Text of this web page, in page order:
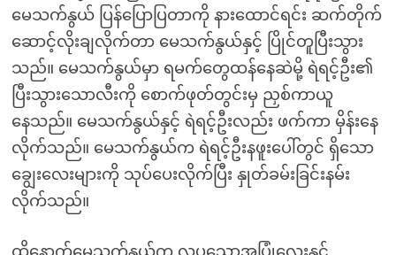
မေသက်နွယ် ပြန်ပြောပြတာကို နားထောင်ရင်း ဆက်တိုက်
ဆောင့်လိုးချလိုက်တာ မေသက်နွယ်နှင့် ပြိုင်တူပြီးသွား
သည်။ မေသက်နွယ်မှာ ရမက်တွေထန်နေဆဲမို့ ရဲရင့်ဦး၏
ပြီးသွားသောလီးကို စောက်ဖုတ်တွင်းမှ ညှစ်ကာယူ
နေသည်။ မေသက်နွယ်နှင့် ရဲရင့်ဦးလည်း ဖက်ကာ မှိန်းနေ
လိုက်သည်။ မေသက်နွယ်က ရဲရင့်ဦးနဖူးပေါ်တွင် ရှိသော
ချွေးလေးများကို သုပ်ပေးလိုက်ပြီး နှုတ်ခမ်းခြင်းနမ်း
လိုက်သည်။
ထိုနောက်မေသက်နွယ်က လှပသောအပြုံလေးနှင့်